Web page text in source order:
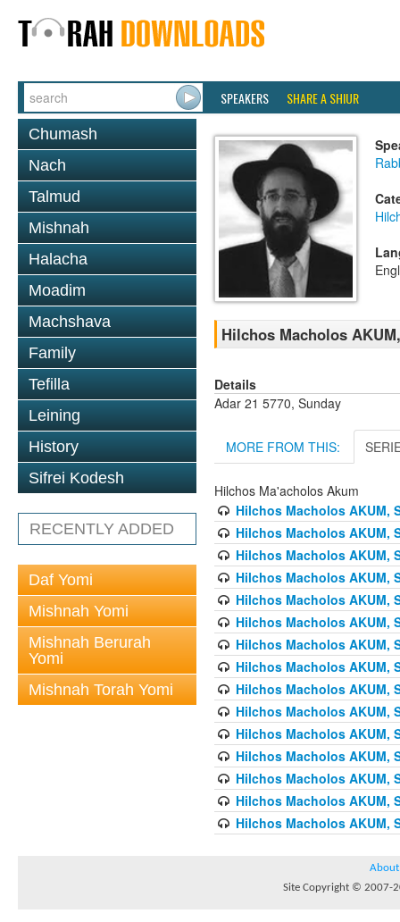
SPEAKERS SHARE A SHIUR
Chumash
Nach
Talmud
Mishnah
Halacha
Moadim
Machshava
Family
Tefilla
Leining
History
Sifrei Kodesh
RECENTLY ADDED
Daf Yomi
Mishnah Yomi
Mishnah Berurah
Yomi
Mishnah Torah Yomi
Hilchos Macholos
Details
Adar 21 5770, Sunday
MORE FROM THIS:
Hilchos Ma'acholos Akum
Hilchos Macholos AKUM,
Hilchos Macholos AKUM,
Hilchos Macholos AKUM,
Hilchos Macholos AKUM,
Hilchos Macholos AKUM,
Hilchos Macholos AKUM,
Hilchos Macholos AKUM,
Hilchos Macholos AKUM,
Hilchos Macholos AKUM,
Hilchos Macholos AKUM,
Hilchos Macholos AKUM,
Hilchos Macholos AKUM,
Hilchos Macholos AKUM,
Hilchos Macholos AKUM,
Hilchos Macholos AKUM,
About
Site Copyright © 2007-